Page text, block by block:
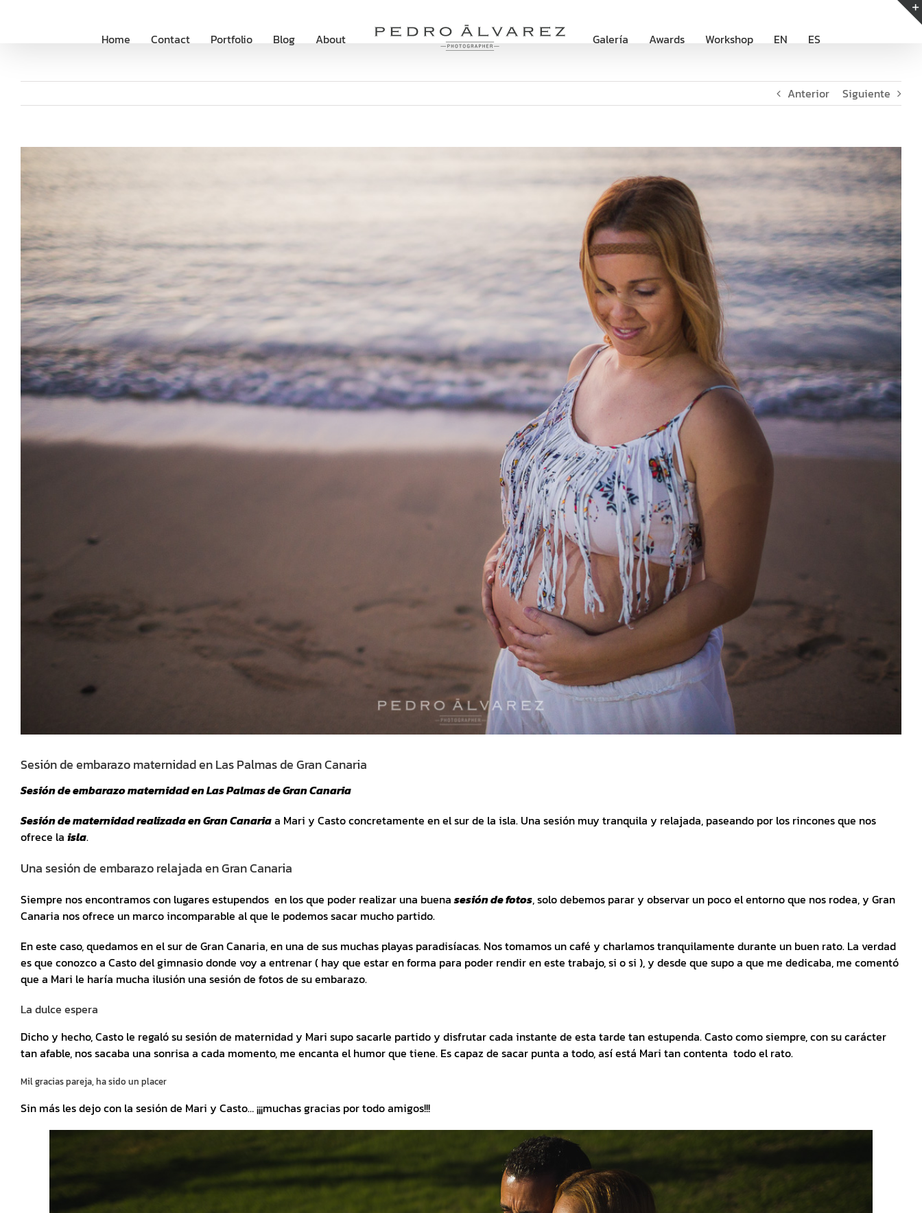
Home Contact Portfolio Blog About Galería Awards Workshop EN ES
Anterior Siguiente
imagen
más
grande
Sesión de embarazo maternidad en Las Palmas de Gran Canaria
Sesión de embarazo maternidad en Las Palmas de Gran Canaria
Sesión de maternidad realizada en Gran Canariaa Mari y Casto concretamente en el sur de la isla. Una sesión muy tranquila y relajada, paseando por los rincones que nos
ofrece la isla.
Una sesión de embarazo relajada en Gran Canaria
Siempre nos encontramos con lugares estupendos en los que poder realizar una buenasesión de fotos, solo debemos parar y observar un poco el entorno que nos rodea, y Gran
Canaria nos ofrece un marco incomparable al que le podemos sacar mucho partido.
En este caso, quedamos en el sur de Gran Canaria, en una de sus muchas playas paradisíacas. Nos tomamos un café y charlamos tranquilamente durante un buen rato. La verdad
es que conozco a Casto del gimnasio donde voy a entrenar ( hay que estar en forma para poder rendir en este trabajo, si o si ), y desde que supo a que me dedicaba, me comentó
que a Mari le haría mucha ilusión una sesión de fotos de su embarazo.
La dulce espera
Dicho y hecho, Casto le regaló su sesión de maternidad y Mari supo sacarle partido y disfrutar cada instante de esta tarde tan estupenda. Casto como siempre, con su carácter
tan afable, nos sacaba una sonrisa a cada momento, me encanta el humor que tiene. Es capaz de sacar punta a todo, así está Mari tan contenta todo el rato.
Mil gracias pareja, ha sido un placer
Sin más les dejo con la sesión de Mari y Casto… ¡¡¡muchas gracias por todo amigos!!!